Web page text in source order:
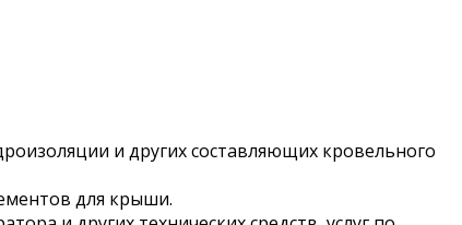
и других составляющих кровельного
для крыши.